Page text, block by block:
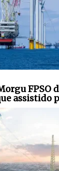
FPSO
assistido